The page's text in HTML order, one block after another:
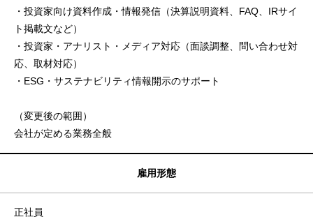
・投資家向け資料作成・情報発信（決算説明資料、FAQ、IRサイ
ト掲載文など）
・投資家・アナリスト・メディア対応（面談調整、問い合わせ対
応、取材対応）
・ESG・サステナビリティ情報開示のサポート
（変更後の範囲）
会社が定める業務全般
雇用形態
正社員